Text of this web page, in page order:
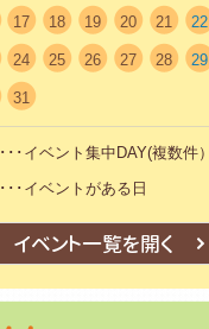
17 18 19 20 21 22
24 25 26 27 28 29
31
･･･イベント集中DAY(複数件）
･･･イベントがある日
イベント一覧を開く